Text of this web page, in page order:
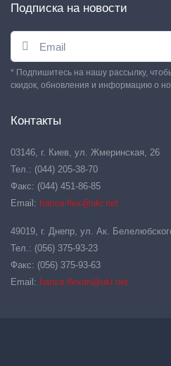
Подписка на новости
* Подпишитесь на нашу рассылку,
скидок, обновления и информацию о
Контакты
03146, г. Киев, ул. Жмеринская, 26
Тел.: (044) 205-38-70
Факс: (044) 451-86-85
Email: hansa-flex@ukr.net
49019, г. Днепр, ул. Ак.
Тел.: (056) 375-93-23
Факс: (056) 375-93-63
Email: hansa-flexdn@ukr.net